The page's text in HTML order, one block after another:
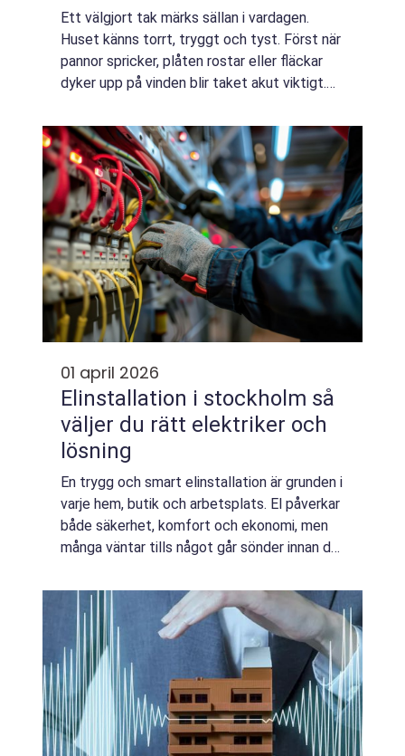
Ett välgjort tak märks sällan i vardagen.
Huset känns torrt, tryggt och tyst. Först när
pannor spricker, plåten rostar eller fläckar
dyker upp på vinden blir taket akut viktigt.
stor roll. En seriös takfi...
01 april 2026
Elinstallation i stockholm så
väljer du rätt elektriker och
lösning
En trygg och smart elinstallation är grunden i
varje hem, butik och arbetsplats. El påverkar
både säkerhet, komfort och ekonomi, men
många väntar tills något går sönder innan de
Stockholm, med äldre fastigh...